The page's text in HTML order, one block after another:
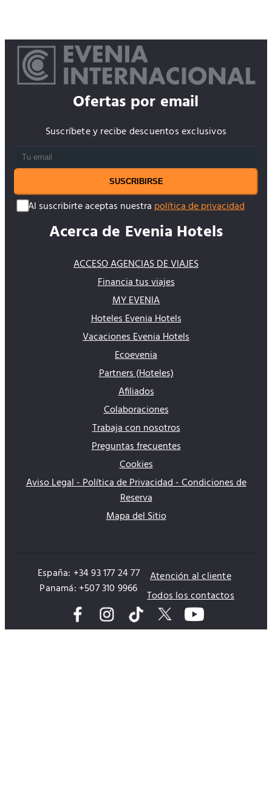
Ofertas por email
Suscríbete y recibe descuentos exclusivos
SUSCRIBIRSE
Al suscribirte aceptas nuestra política de privacidad
Acerca de Evenia Hotels
ACCESO AGENCIAS DE VIAJES
Financia tus viajes
MY EVENIA
Hoteles Evenia Hotels
Vacaciones Evenia Hotels
Ecoevenia
Partners (Hoteles)
Afiliados
Colaboraciones
Trabaja con nosotros
Preguntas frecuentes
Cookies
Aviso Legal - Política de Privacidad - Condiciones de
Reserva
Mapa del Sitio
España: +34 93 177 24 77
Panamá: +507 310 9966
Atención al cliente
Todos los contactos